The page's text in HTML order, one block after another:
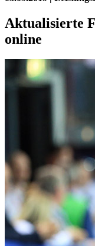
Aktualisierte
online